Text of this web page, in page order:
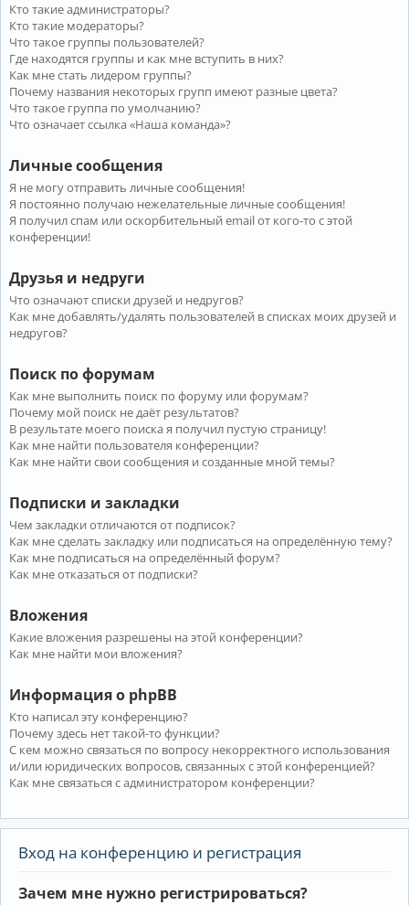
Кто такие администраторы?
Кто такие модераторы?
Что такое группы пользователей?
Где находятся группы и как мне вступить в них?
Как мне стать лидером группы?
Почему названия некоторых групп имеют разные цвета?
Что такое группа по умолчанию?
Что означает ссылка «Наша команда»?
Личные сообщения
Я не могу отправить личные сообщения!
Я постоянно получаю нежелательные личные сообщения!
Я получил спам или оскорбительный email от кого-то с этой
конференции!
Друзья и недруги
Что означают списки друзей и недругов?
Как мне добавлять/удалять пользователей в списках моих друзей и
недругов?
Поиск по форумам
Как мне выполнить поиск по форуму или форумам?
Почему мой поиск не даёт результатов?
В результате моего поиска я получил пустую страницу!
Как мне найти пользователя конференции?
Как мне найти свои сообщения и созданные мной темы?
Подписки и закладки
Чем закладки отличаются от подписок?
Как мне сделать закладку или подписаться на определённую тему?
Как мне подписаться на определённый форум?
Как мне отказаться от подписки?
Вложения
Какие вложения разрешены на этой конференции?
Как мне найти мои вложения?
Информация о phpBB
Кто написал эту конференцию?
Почему здесь нет такой-то функции?
С кем можно связаться по вопросу некорректного использования
и/или юридических вопросов, связанных с этой конференцией?
Как мне связаться с администратором конференции?
Вход на конференцию и регистрация
Зачем мне нужно регистрироваться?